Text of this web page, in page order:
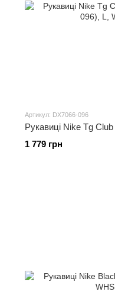
Артикул: DX7066-096
Рукавиці Nike Tg
1 779 грн